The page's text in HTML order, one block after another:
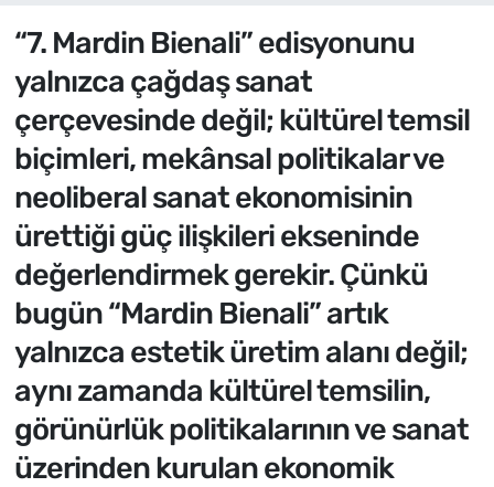
“7. Mardin Bienali” edisyonunu
yalnızca çağdaş sanat
çerçevesinde değil; kültürel temsil
biçimleri, mekânsal politikalar ve
neoliberal sanat ekonomisinin
ürettiği güç ilişkileri ekseninde
değerlendirmek gerekir. Çünkü
bugün “Mardin Bienali” artık
yalnızca estetik üretim alanı değil;
aynı zamanda kültürel temsilin,
görünürlük politikalarının ve sanat
üzerinden kurulan ekonomik